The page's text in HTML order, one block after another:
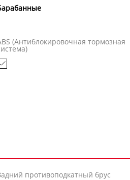
(Антиблокировочная тормозная
противоподкатный брус